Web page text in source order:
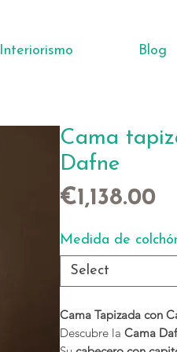
Interiorismo Blog
Cama
Dafne
€1,138.00
Medida de
Select
Cama Tapizada con
Descubre laCama